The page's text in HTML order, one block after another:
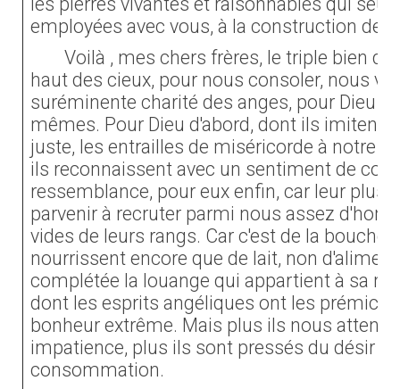
employées avec vous, à la construction de
Voilà , mes chers frères, le triple bien
haut des cieux, pour nous consoler, nous
suréminente charité des anges, pour Dieu ,
mêmes. Pour Dieu d'abord, dont ils imitent,
juste, les entrailles de miséricorde à notre
ils reconnaissent avec un sentiment de
ressemblance, pour eux enfin, car leur plus
parvenir à recruter parmi nous assez
vides de leurs rangs. Car c'est de la bouche
nourrissent encore que de lait, non
complétée la louange qui appartient à sa
dont les esprits angéliques ont les
bonheur extrême. Mais plus ils nous
impatience, plus ils sont pressés du désir
consommation.